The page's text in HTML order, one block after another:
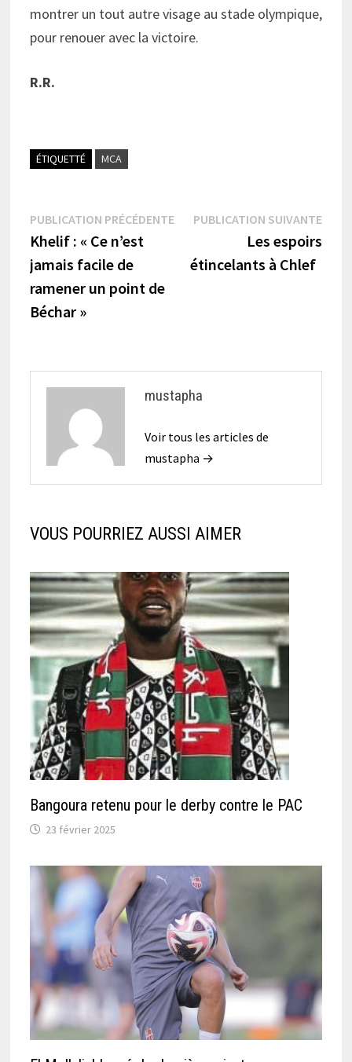
montrer un tout autre visage au stade olympique,
pour renouer avec la victoire.
R.R.
ÉTIQUETTÉ MCA
Navigation
de
l’article
PUBLICATION PRÉCÉDENTEPublication
Khelif : « Ce n’est
jamais facile de
ramener un point de
Béchar »
PUBLICATION SUIVANTE
Les espoirs
étincelants à Chlef
mustapha
Voir tous les articles de
mustapha →
VOUS POURRIEZ AUSSI AIMER
Bangoura retenu pour le derby contre le PAC
23 février 2025